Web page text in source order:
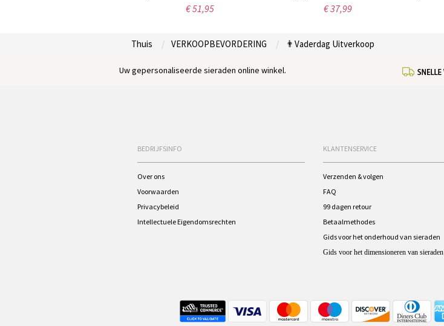
€ 51,95 € 37,99
Thuis VERKOOPBEVORDERING 👨Vaderdag Uitverkoop
Uw gepersonaliseerde sieraden online winkel.
BEDRIJFSINFO
Over ons
Voorwaarden
Privacybeleid
Intellectuele Eigendomsrechten
KLANTENSERVICE
Verzenden & volgen
FAQ
99 dagen retour
Betaalmethodes
Gids voor het onderhoud van sieraden
Gids voor het dimensioneren van sieraden